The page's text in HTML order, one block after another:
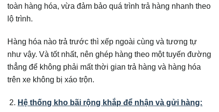
toàn hàng hóa, vừa đảm bảo quá trình trả hàng nhanh theo
lộ trình.
Hàng hóa nào trả trước thì xếp ngoài cùng và tương tự
như vậy. Và tốt nhất, nên ghép hàng theo một tuyến đường
thẳng để không phải mất thời gian trả hàng và hàng hóa
trên xe không bị xáo trộn.
Hệ thống kho bãi rộng khắp để nhận và gửi hàng: